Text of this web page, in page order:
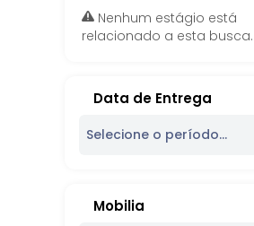
Nenhum estágio está
relacionado a esta busca.
Data de Entrega
Mobilia